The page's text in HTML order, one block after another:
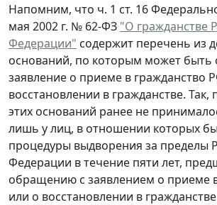
Напомним, что ч. 1 ст. 16
мая 2002 г. № 62-ФЗ "О гражданстве
Федерации" содержит перечень из
оснований, по которым может быть
заявление о приеме в гражданство
восстановлении в гражданстве. Так,
этих оснований ранее не
лишь у лиц, в отношении которых
процедуры выдворения за пределы
Федерации в течение пяти лет,
обращению с заявлением о приеме
или о восстановлении в